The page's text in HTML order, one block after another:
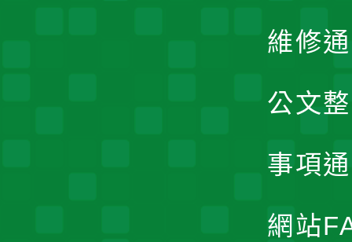
維修
公文
事項
網站